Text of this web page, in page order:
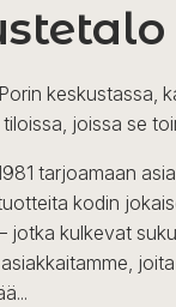
keskustassa,
joissa se
tarjoamaan
kodin
jotka kulkevat